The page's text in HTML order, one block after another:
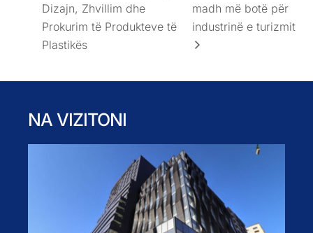
Dizajn, Zhvillim dhe
Prokurim të Produkteve të
Plastikës
madh më botë për
industrinë e turizmit
NA VIZITONI